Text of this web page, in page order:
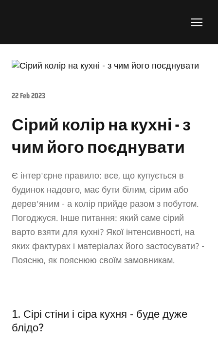
22 Feb 2023
Сірий колір на кухні - з
чим його поєднувати
Є інтер'єрне правило: все, що купується в
будинок надовго, має бути білим, сірим або
дерев'яним - а колір прийде разом з побутом.
Погоджуся. Інше питання: який саме сірий
варто взяти для кухні? Якої інтенсивності, на
яких фактурах і матеріалах його застосувати? -
Поясню, як пояснюю своїм замовникам.
1. Сірі стіни і сіра кухня - буде дуже
блідо?